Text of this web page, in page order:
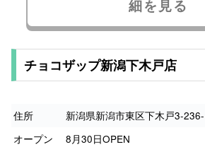
細を見る
チョコザップ新潟下木戸店
住所
新潟県新潟市東区下木戸3-
オープン
8月30日OPEN